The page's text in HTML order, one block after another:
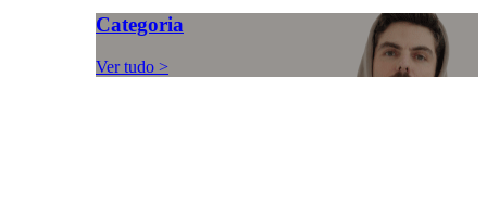
Categoria
Ver tudo >